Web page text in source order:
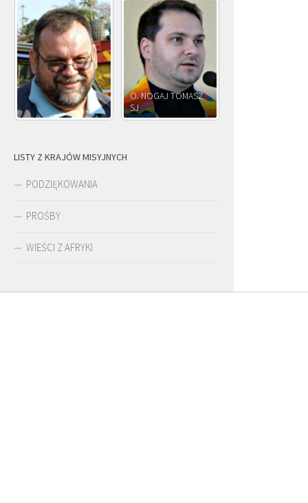
O. NOGAJ TOMASZ
SJ
O. JÓZEF OLEKSY SJ
LISTY Z KRAJÓW MISYJNYCH
PODZIĘKOWANIA
PROŚBY
WIEŚCI Z AFRYKI